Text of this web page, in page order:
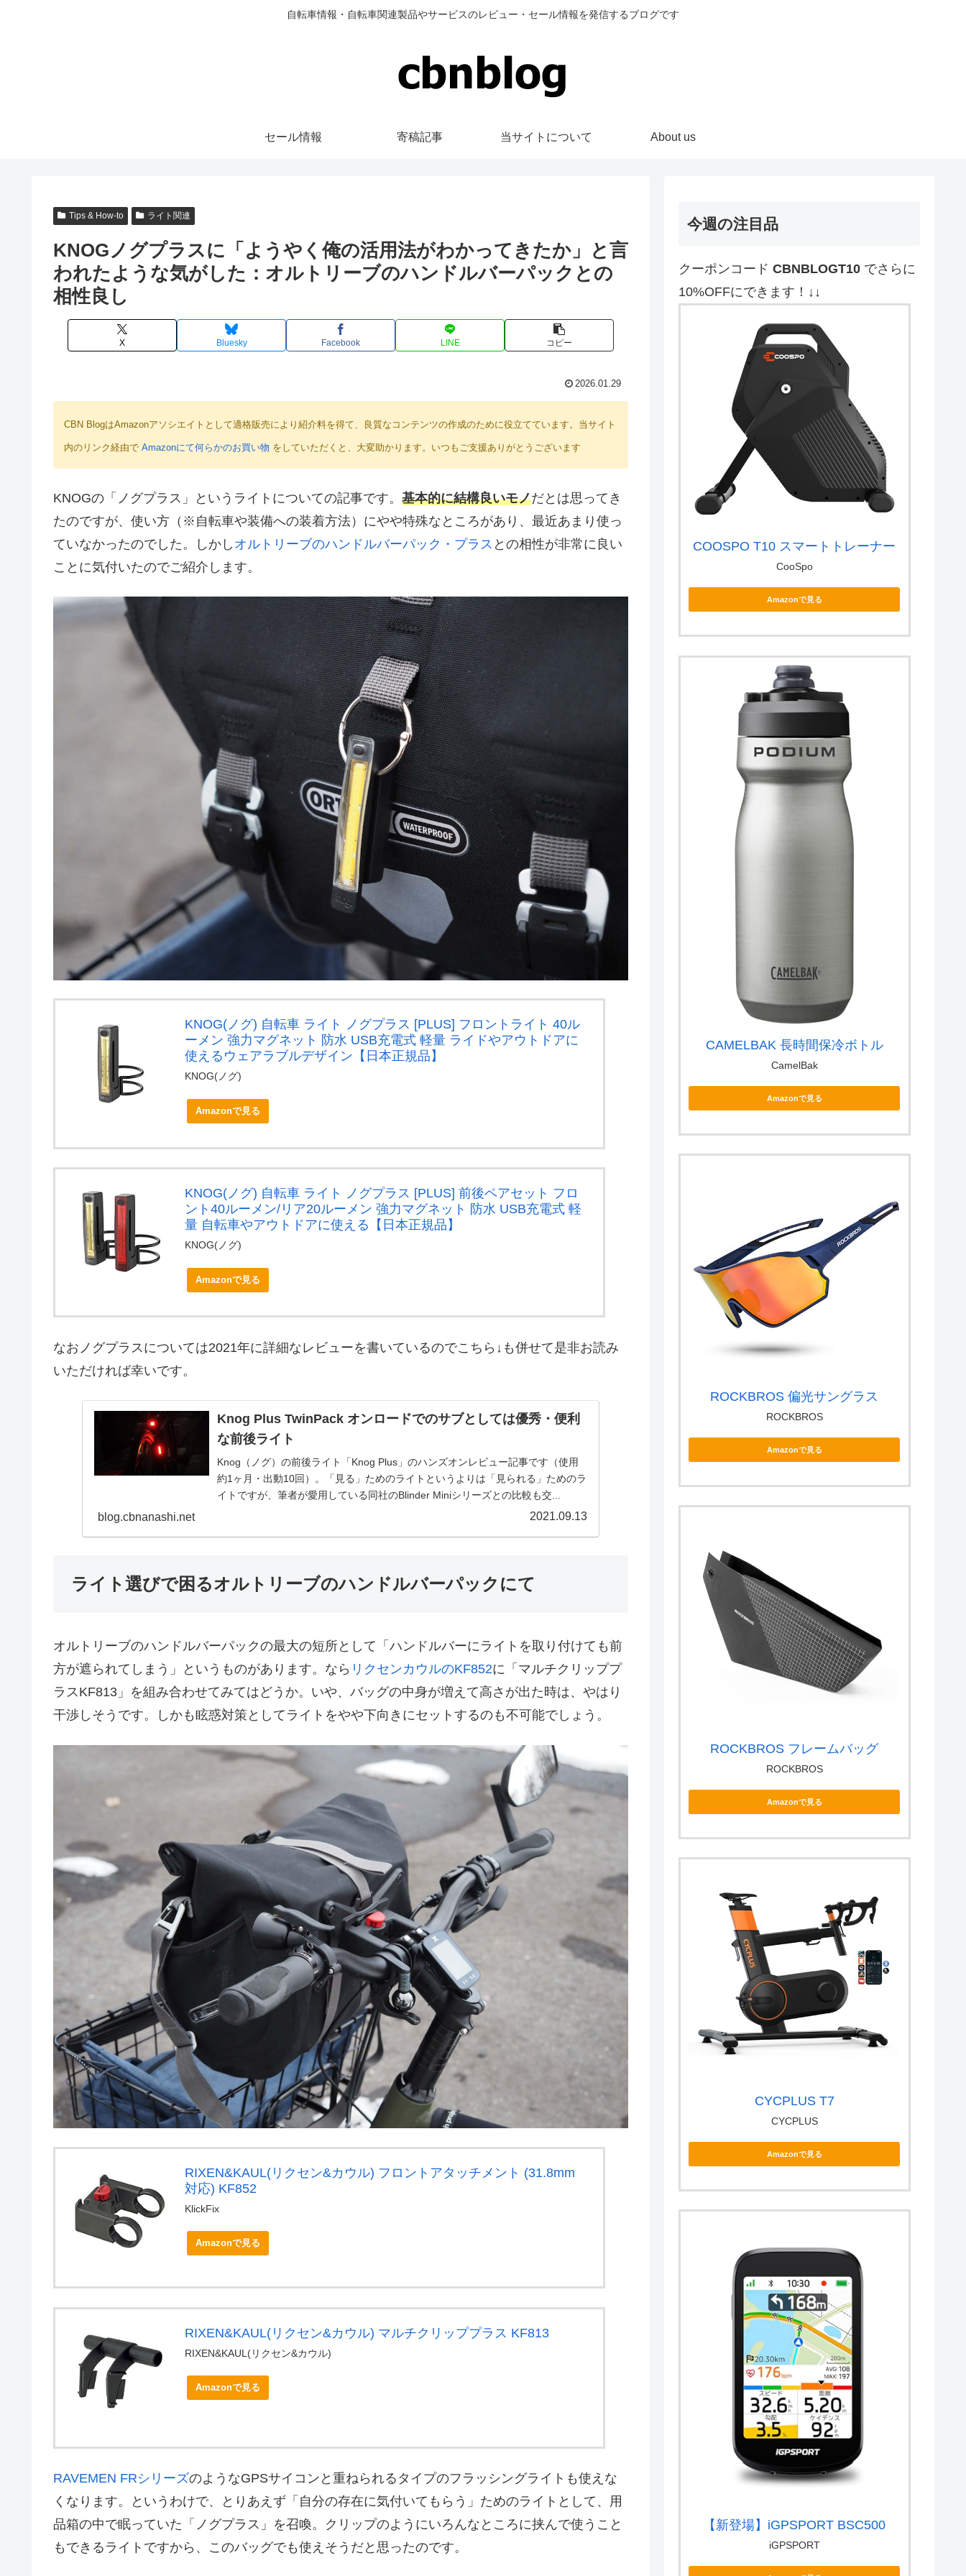
自転車情報・自転車関連製品やサービスのレビュー・セール情報を発信するブログです
セール情報 寄稿記事 当サイトについて About us
Tips & How-to ライト関連
KNOGノグプラスに「ようやく俺の活用法がわかってきたか」と言
われたような気がした：オルトリーブのハンドルバーパックとの
相性良し
X Bluesky Facebook LINE コピー
2026.01.29
CBN BlogはAmazonアソシエイトとして適格販売により紹介料を得て、良質なコンテンツの作成のために役立てています。当サイト
内のリンク経由で Amazonにて何らかのお買い物 をしていただくと、大変助かります。いつもご支援ありがとうございます
KNOGの「ノグプラス」というライトについての記事です。 基本的に結構良いモノだとは思ってき
たのですが、使い方（※自転車や装備への装着方法）にやや特殊なところがあり、最近あまり使っ
ていなかったのでした。しかし オルトリーブのハンドルバーパック・プラス との相性が非常に良い
ことに気付いたのでご紹介します。
KNOG(ノグ) 自転車 ライト ノグプラス [PLUS] フロントライト 40ル
ーメン 強力マグネット 防水 USB充電式 軽量 ライドやアウトドアに
使えるウェアラブルデザイン【日本正規品】
KNOG(ノグ)
Amazonで見る
KNOG(ノグ) 自転車 ライト ノグプラス [PLUS] 前後ペアセット フロ
ント40ルーメン/リア20ルーメン 強力マグネット 防水 USB充電式 軽
量 自転車やアウトドアに使える【日本正規品】
KNOG(ノグ)
Amazonで見る
なおノグプラスについては2021年に詳細なレビューを書いているのでこちら↓も併せて是非お読み
いただければ幸いです。
Knog Plus TwinPack オンロードでのサブとしては優秀・便利
な前後ライト
Knog（ノグ）の前後ライト「Knog Plus」のハンズオンレビュー記事です（使用
約1ヶ月・出動10回）。「見る」ためのライトというよりは「見られる」ためのラ
イトですが、筆者が愛用している同社のBlinder Miniシリーズとの比較も交...
blog.cbnanashi.net 2021.09.13
ライト選びで困るオルトリーブのハンドルバーパックにて
オルトリーブのハンドルバーパックの最大の短所として「ハンドルバーにライトを取り付けても前
方が遮られてしまう」というものがあります。なら リクセンカウルのKF852に「マルチクリッププ
ラスKF813」を組み合わせてみてはどうか。いや、バッグの中身が増えて高さが出た時は、やはり
干渉しそうです。しかも眩惑対策としてライトをやや下向きにセットするのも不可能でしょう。
RIXEN&KAUL(リクセン&カウル) フロントアタッチメント (31.8mm
対応) KF852
KlickFix
Amazonで見る
RIXEN&KAUL(リクセン&カウル) マルチクリッププラス KF813
RIXEN&KAUL(リクセン&カウル)
Amazonで見る
RAVEMEN FRシリーズのようなGPSサイコンと重ねられるタイプのフラッシングライトも使えな
くなります。というわけで、とりあえず「自分の存在に気付いてもらう」ためのライトとして、用
品箱の中で眠っていた「ノグプラス」を召喚。クリップのようにいろんなところに挟んで使うこと
もできるライトですから、このバッグでも使えそうだと思ったのです。
今週の注目品
クーポンコード CBNBLOGT10 でさらに
10%OFFにできます！↓↓
COOSPO T10 スマートトレーナー
CooSpo
Amazonで見る
CAMELBAK 長時間保冷ボトル
CamelBak
Amazonで見る
ROCKBROS 偏光サングラス
ROCKBROS
Amazonで見る
ROCKBROS フレームバッグ
ROCKBROS
Amazonで見る
CYCPLUS T7
CYCPLUS
Amazonで見る
【新登場】iGPSPORT BSC500
iGPSPORT